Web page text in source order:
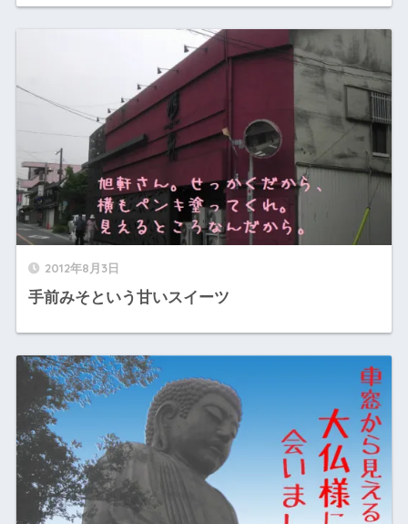
2012年8月3日
手前みそという甘いスイーツ